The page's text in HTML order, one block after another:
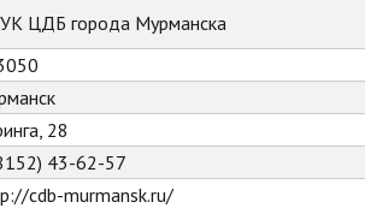
ЦДБ города Мурманска
28
43-62-57
cdb-murmansk.ru/